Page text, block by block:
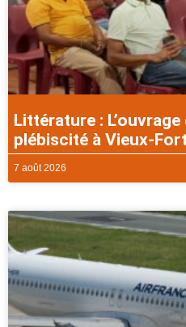
Littérature :
plébiscité à Vieux-
7 août 2026